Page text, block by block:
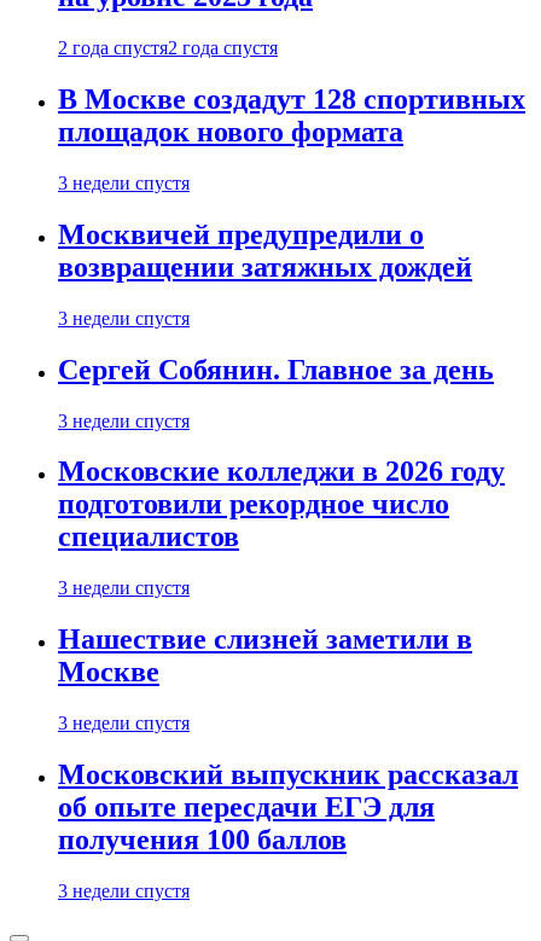
2 года спустя2 года спустя
В Москве создадут 128 спортивных
площадок нового формата
3 недели спустя
Москвичей предупредили о
возвращении затяжных дождей
3 недели спустя
Сергей Собянин. Главное за день
3 недели спустя
Московские колледжи в 2026 году
подготовили рекордное число
специалистов
3 недели спустя
Нашествие слизней заметили в
Москве
3 недели спустя
Московский выпускник рассказал
об опыте пересдачи ЕГЭ для
получения 100 баллов
3 недели спустя